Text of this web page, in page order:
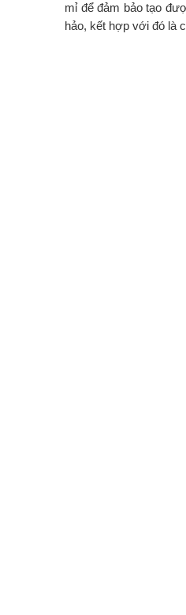
mỉ để đảm bảo tạo
hảo, kết hợp với đó là